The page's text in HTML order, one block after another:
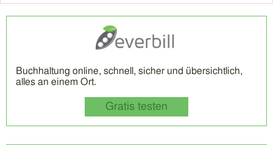
Buchhaltung online, schnell, sicher und übersichtlich,
alles an einem Ort.
Gratis testen